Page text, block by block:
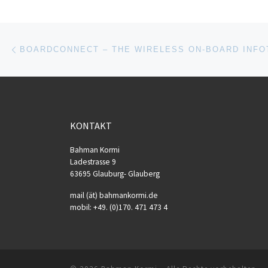
Beitragsnavigation
KONTAKT
Bahman Kormi
Ladestrasse 9
63695 Glauburg- Glauberg
mail (ät) bahmankormi.de
mobil: +49. (0)170. 471 473 4